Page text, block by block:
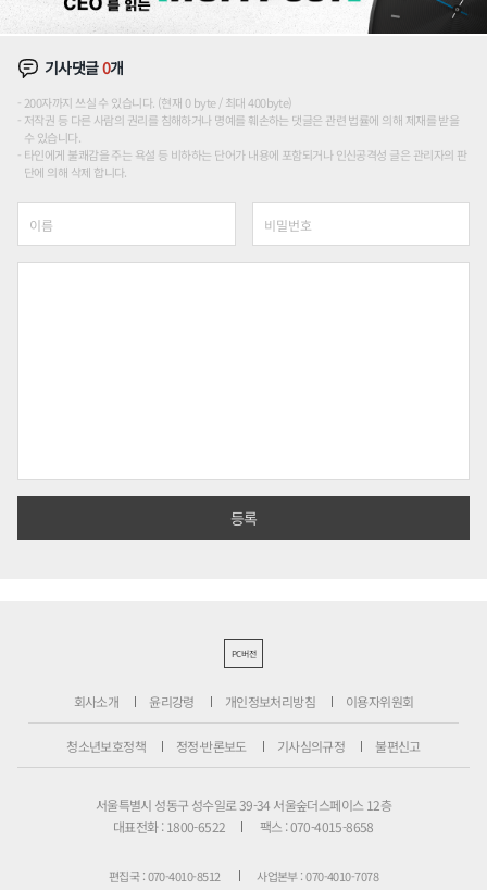
기사댓글0개
200자까지 쓰실 수 있습니다. (현재 0 byte / 최대 400byte)
저작권 등 다른 사람의 권리를 침해하거나 명예를 훼손하는 댓글은 관련 법률에 의해 제재를 받을
수 있습니다.
타인에게 불쾌감을 주는 욕설 등 비하하는 단어가 내용에 포함되거나 인신공격성 글은 관리자의 판
단에 의해 삭제 합니다.
PC버전
회사소개 윤리강령 개인정보처리방침 이용자위원회
청소년보호정책 정정·반론보도 기사심의규정 불편신고
서울특별시 성동구 성수일로 39-34 서울숲더스페이스 12층
대표전화 : 1800-6522
팩스 : 070-4015-8658
편집국 : 070-4010-8512
사업본부 : 070-4010-7078